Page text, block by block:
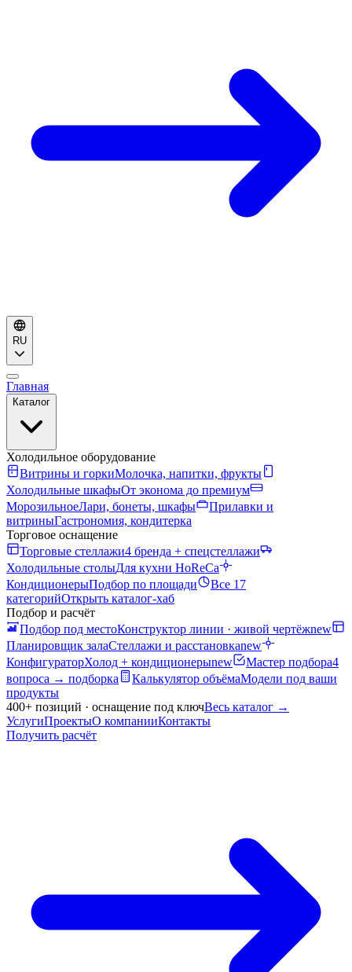
RU
Главная
Каталог
Холодильное оборудование
Витрины и горкиМолочка, напитки, фрукты
Холодильные шкафыОт эконома до премиум
МорозильноеЛари, бонеты, шкафы
Прилавки и
витриныГастрономия, кондитерка
Торговое оснащение
Торговые стеллажи4 бренда + спецстеллажи
Холодильные столыДля кухни HoReCa
КондиционерыПодбор по площади
Все 17
категорийОткрыть каталог-хаб
Подбор и расчёт
Подбор под местоКонструктор линии · живой чертёжnew
Планировщик залаСтеллажи и расстановкаnew
КонфигураторХолод + кондиционерыnew Мастер подбора4
вопроса → подборка
Калькулятор объёмаМодели под ваши
продукты
400+ позиций · оснащение под ключВесь каталог →
УслугиПроектыО компанииКонтакты
Получить расчёт